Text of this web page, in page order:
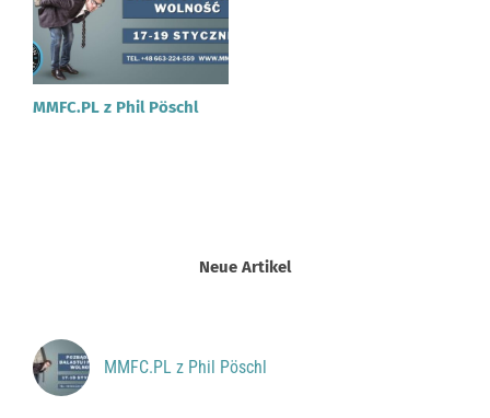
MMFC.PL z Phil Pöschl
Neue Artikel
MMFC.PL z Phil Pöschl